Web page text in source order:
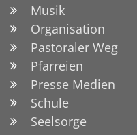
Musik
Organisation
Pastoraler Weg
Pfarreien
Presse Medien
Schule
Seelsorge